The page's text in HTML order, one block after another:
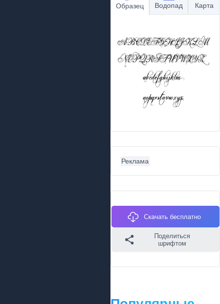
Образец Водопад Карта
Реклама
Скачать бесплатно
Поделиться
шрифтом